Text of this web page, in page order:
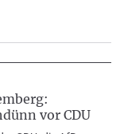
vor CDU